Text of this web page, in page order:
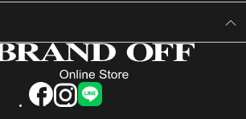
facebookinstagram
LINE